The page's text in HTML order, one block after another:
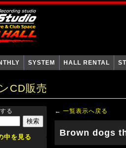
SYSTEM HALL RENTAL
CD販売
る ← 一覧表示へ戻る
Brown dogs